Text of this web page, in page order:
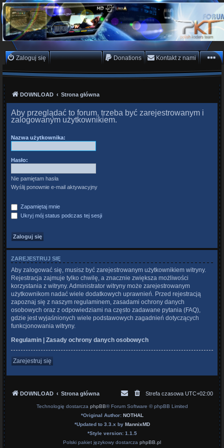
PKTeam - Polish Koders
Team
Hyperion, Enigma, E2, PKT, listy kanałów, oscam
Zaloguj się Zarejestruj się Donations Kontakt z nami
DOWNLOAD Strona główna
Aby przeglądać to forum, trzeba być zarejestrowanym i
zalogowanym użytkownikiem.
Nazwa użytkownika:
Hasło:
Nie pamiętam hasła
Wyślij ponownie e-mail aktywacyjny
Zapamiętaj mnie
Ukryj mój status podczas tej sesji
ZAREJESTRUJ SIĘ
Aby zalogować się, musisz być zarejestrowanym użytkownikiem witryny.
Rejestracja zajmuje tylko chwilę, a znacznie zwiększa możliwości
korzystania z witryny. Administrator witryny może zarejestrowanym
użytkownikom nadać wiele dodatkowych uprawnień. Przed rejestracją
zapoznaj się z naszym regulaminem, zasadami ochrony danych
osobowych oraz z odpowiedziami na często zadawane pytania (FAQ),
gdzie jest wyjaśnionych wiele podstawowych zagadnień dotyczących
funkcjonowania witryny.
Regulamin | Zasady ochrony danych osobowych
Zarejestruj się
DOWNLOAD Strona główna Strefa czasowa UTC+02:00
Technologię dostarcza phpBB® Forum Software © phpBB Limited
*Original Author: NOTHAL
*Updated to 3.3.x by MannixMD
*Style version: 1.1.5
Polski pakiet językowy dostarcza phpBB.pl